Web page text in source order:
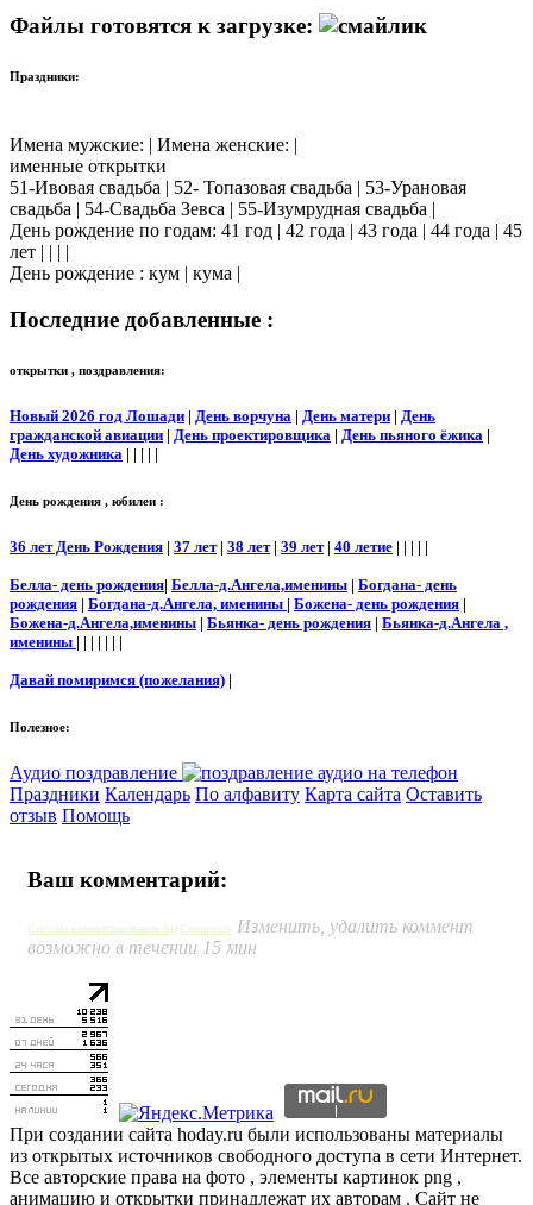
Файлы готовятся к загрузке:
Праздники:
Имена мужские: | Имена женские: |
именные открытки
51-Ивовая свадьба | 52- Топазовая свадьба | 53-Урановая
свадьба | 54-Свадьба Зевса | 55-Изумрудная свадьба |
День рождение по годам: 41 год | 42 года | 43 года | 44 года | 45
лет | | | |
День рождение : кум | кума |
Последние добавленные :
открытки , поздравления:
Новый 2026 год Лошади | День ворчуна | День матери | День
гражданской авиации | День проектировщика | День пьяного ёжика |
День художника | | | | |
День рождения , юбилеи :
36 лет День Рождения | 37 лет| 38 лет| 39 лет| 40 летие | | | | |
Белла- день рождения| Белла-д.Ангела,именины | Богдана- день
рождения | Богдана-д.Ангела, именины | Божена- день рождения |
Божена-д.Ангела,именины | Бьянка- день рождения | Бьянка-д.Ангела ,
именины | | | | | | |
Давай помиримся (пожелания) |
Полезное:
Аудио поздравление
Праздники Календарь По алфавиту Карта сайта Оставить
отзыв Помощь
Ваш комментарий:
Система комментирования SigComments Изменить, удалить коммент
возможно в течении 15 мин
При создании сайта hoday.ru были использованы материалы
из открытых источников свободного доступа в сети Интернет.
Все авторские права на фото , элементы картинок png ,
анимацию и открытки принадлежат их авторам . Сайт не